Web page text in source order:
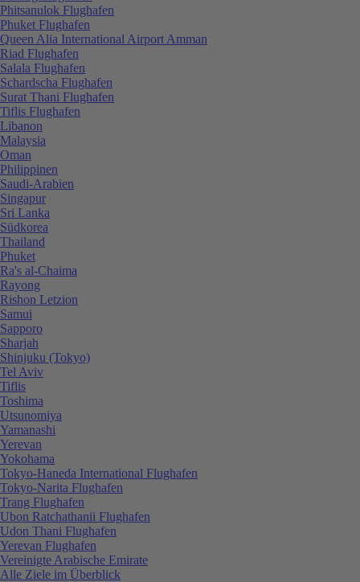
Phitsanulok Flughafen
Phuket Flughafen
Queen Alia International Airport Amman
Riad Flughafen
Salala Flughafen
Schardscha Flughafen
Surat Thani Flughafen
Tiflis Flughafen
Libanon
Malaysia
Oman
Philippinen
Saudi-Arabien
Singapur
Sri Lanka
Südkorea
Thailand
Phuket
Ra's al-Chaima
Rayong
Rishon Letzion
Samui
Sapporo
Sharjah
Shinjuku (Tokyo)
Tel Aviv
Tiflis
Toshima
Utsunomiya
Yamanashi
Yerevan
Yokohama
Tokyo-Haneda International Flughafen
Tokyo-Narita Flughafen
Trang Flughafen
Ubon Ratchathanii Flughafen
Udon Thani Flughafen
Yerevan Flughafen
Vereinigte Arabische Emirate
Alle Ziele im Überblick